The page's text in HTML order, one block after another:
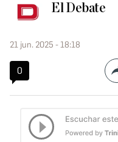
El Debate
21 jun. 2025 - 18:18
0